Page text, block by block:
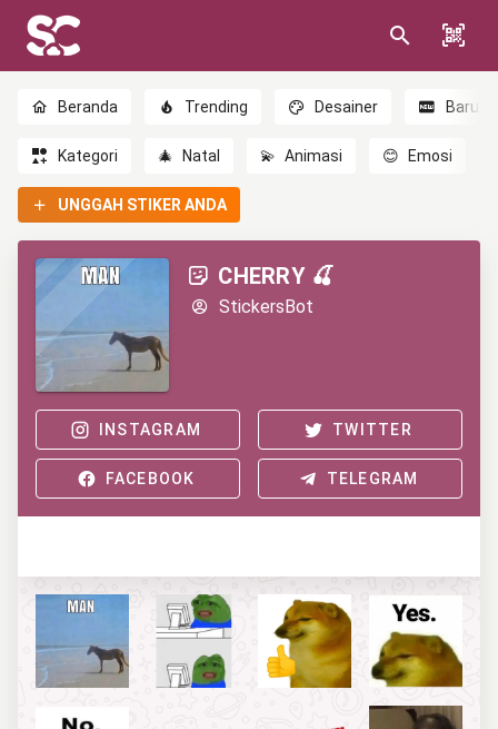
Beranda Trending Desainer Baru
Kategori 🎄 Natal 💫 Animasi 😊 Emosi
UNGGAH STIKER ANDA
CHERRY 🍒
StickersBot
INSTAGRAM TWITTER
FACEBOOK TELEGRAM